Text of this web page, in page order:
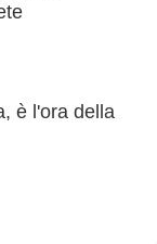
è l'ora della